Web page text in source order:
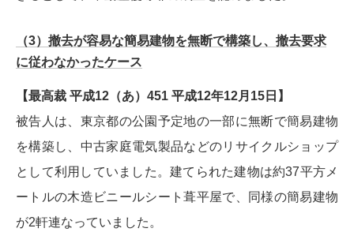
（3）撤去が容易な簡易建物を無断で構築し、撤去要求
に従わなかったケース
【最高裁 平成12（あ）451 平成12年12月15日】
被告人は、東京都の公園予定地の一部に無断で簡易建物
を構築し、中古家庭電気製品などのリサイクルショップ
として利用していました。建てられた建物は約37平方メ
ートルの木造ビニールシート葺平屋で、同様の簡易建物
が2軒連なっていました。